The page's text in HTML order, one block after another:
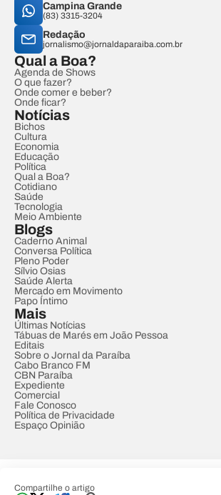
Compartilhe o artigo
Campina Grande
(83) 3315-3204
Redação
jornalismo@jornaldaparaiba.com.br
Qual a Boa?
Agenda de Shows
O que fazer?
Onde comer e beber?
Onde ficar?
Notícias
Bichos
Cultura
Economia
Educação
Política
Qual a Boa?
Cotidiano
Saúde
Tecnologia
Meio Ambiente
Blogs
Caderno Animal
Conversa Política
Pleno Poder
Sílvio Osias
Saúde Alerta
Mercado em Movimento
Papo Íntimo
Mais
Últimas Notícias
Tábuas de Marés em João Pessoa
Editais
Sobre o Jornal da Paraíba
Cabo Branco FM
CBN Paraíba
Expediente
Comercial
Fale Conosco
Política de Privacidade
Espaço Opinião